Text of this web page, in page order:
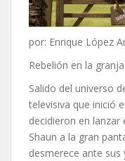
por: Enrique López
Rebelión en la granja.
Salido del universo
televisiva que inició
decidieron en lanzar
Shaun a la gran
desmerece ante